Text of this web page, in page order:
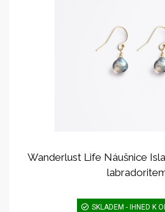
Wanderlust Life Náušnice
SKLADEM - IHNED K